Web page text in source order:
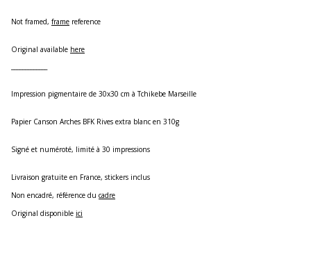
Not framed, frame reference
Original available here
Impression pigmentaire de 30x30 cm à Tchikebe Marseille
Papier Canson Arches BFK Rives extra blanc en 310g
Signé et numéroté, limité à 30 impressions
Livraison gratuite en France, stickers inclus
Non encadré, référence du cadre
Original disponible ici